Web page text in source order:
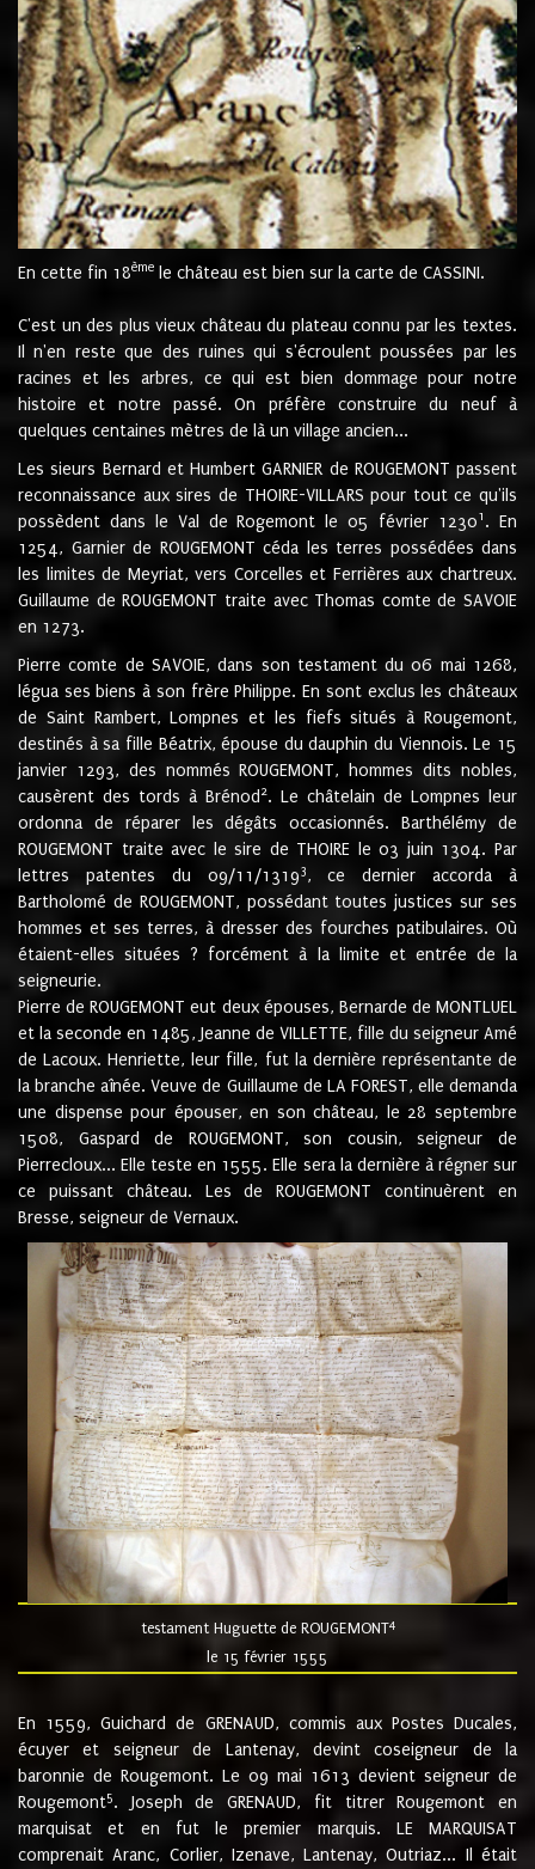
En cette fin 18ème le château est bien sur la carte de CASSINI.
C'est un des plus vieux château du plateau connu par les textes.
Il n'en reste que des ruines qui s'écroulent poussées par les
racines et les arbres, ce qui est bien dommage pour notre
histoire et notre passé. On préfère construire du neuf à
quelques centaines mètres de là un village ancien...
Les sieurs Bernard et Humbert GARNIER de ROUGEMONT passent
reconnaissance aux sires de THOIRE-VILLARS pour tout ce qu'ils
possèdent dans le Val de Rogemont le 05 février 12301 . En
1254, Garnier de ROUGEMONT céda les terres possédées dans
les limites de Meyriat, vers Corcelles et Ferrières aux chartreux.
Guillaume de ROUGEMONT traite avec Thomas comte de SAVOIE
en 1273.
Pierre comte de SAVOIE, dans son testament du 06 mai 1268,
légua ses biens à son frère Philippe. En sont exclus les châteaux
de Saint Rambert, Lompnes et les fiefs situés à Rougemont,
destinés à sa fille Béatrix, épouse du dauphin du Viennois. Le 15
janvier 1293, des nommés ROUGEMONT, hommes dits nobles,
causèrent des tords à Brénod 2. Le châtelain de Lompnes leur
ordonna de réparer les dégâts occasionnés. Barthélémy de
ROUGEMONT traite avec le sire de THOIRE le 03 juin 1304. Par
lettres patentes du 09/11/13193, ce dernier accorda à
Bartholomé de ROUGEMONT, possédant toutes justices sur ses
hommes et ses terres, à dresser des fourches patibulaires. Où
étaient-elles situées ? forcément à la limite et entrée de la
seigneurie.
Pierre de ROUGEMONT eut deux épouses, Bernarde de MONTLUEL
et la seconde en 1485, Jeanne de VILLETTE, fille du seigneur Amé
de Lacoux. Henriette, leur fille, fut la dernière représentante de
la branche aînée. Veuve de Guillaume de LA FOREST, elle demanda
une dispense pour épouser, en son château, le 28 septembre
1508, Gaspard de ROUGEMONT, son cousin, seigneur de
Pierrecloux... Elle teste en 1555. Elle sera la dernière à régner sur
ce puissant château. Les de ROUGEMONT continuèrent en
Bresse, seigneur de Vernaux.
testament Huguette de ROUGEMONT4
le 15 février 1555
En 1559, Guichard de GRENAUD, commis aux Postes Ducales,
écuyer et seigneur de Lantenay, devint coseigneur de la
baronnie de Rougemont. Le 09 mai 1613 devient seigneur de
Rougemont5. Joseph de GRENAUD, fit titrer Rougemont en
marquisat et en fut le premier marquis. LE MARQUISAT
comprenait Aranc, Corlier, Izenave, Lantenay, Outriaz... Il était